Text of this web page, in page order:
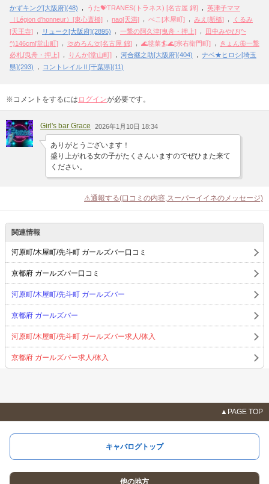
かずキング[大阪府](48)
うた💝TRANES(トラネス) [名古屋 錦]
英津子ママ
（Légion d'honneur）[東心斎橋] , nao[天満] , ぺこ[木屋町] , みえ[新橋] ,
くるみ
[天王寺]
リューク[大阪府](2895) 一撃の阿久津[曳舟・押上]
田中みやび(^-
^)146cm[堂山町]
🍈めろん🍈[名古屋 錦] 🌊毬菜🏄️🌊[宗右衛門町]
きょん🦋一撃
必札[曳舟・押上]
りんか[堂山町] 河合継之助[大阪府](404)
ナベ★ヒロシ[埼玉
県](293)
コントレイルⅡ[千葉県](11)
※コメントをするには ログインが必要です。
Girl's bar Grace 2026年1月10日 18:34
ありがとうございます！
盛り上がれる女の子がたくさんいますのでぜひまた来て
ください。
⚠通報する(口コミの内容,スーパーイイネのメッセージ)
関連情報
河原町/木屋町/先斗町 ガールズバー口コミ
京都府 ガールズバー口コミ
河原町/木屋町/先斗町 ガールズバー
京都府 ガールズバー
河原町/木屋町/先斗町 ガールズバー求人/体入
京都府 ガールズバー求人/体入
▲PAGE TOP
キャバログトップ
他の地方